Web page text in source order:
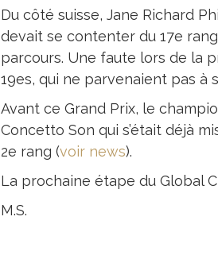
Du côté suisse, Jane Richard
devait se contenter du 17e
parcours. Une faute lors de la
19es, qui ne parvenaient pas à
Avant ce Grand Prix, le
Concetto Son qui s’était déjà
2e rang (voir news).
La prochaine étape du Global
M.S.